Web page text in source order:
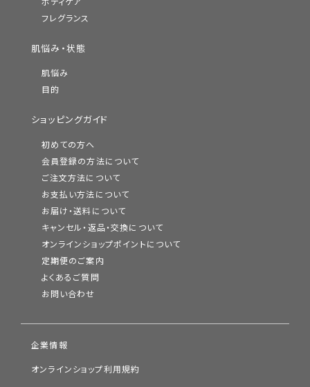
フレグランス
肌悩み・状態
肌悩み
目的
ショッピングガイド
初めての方へ
会員登録の方法について
ご注文方法について
お支払い方法について
お届け・送料について
キャンセル・返品・交換について
オンラインショップポイントについて
定期便のご案内
よくあるご質問
お問い合わせ
企業情報
オンラインショップ利用規約